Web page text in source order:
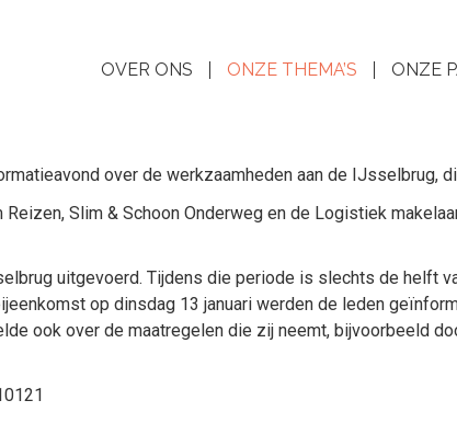
OVER ONS ONZE THEMA’S ONZE
over de werkzaamheden aan de IJsselbrug,
Slim & Schoon Onderweg en de Logistiek
uitgevoerd. Tijdens die periode is slechts de helft
op dinsdag 13 januari werden de leden
ook over de maatregelen die zij neemt, bijvoorbeeld